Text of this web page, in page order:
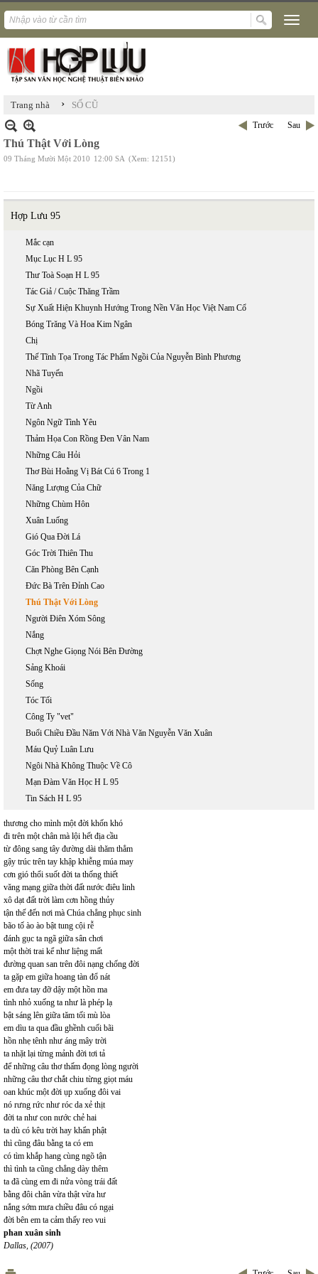
Trang nhà › SỐ CŨ
Trước Sau
Thú Thật Với Lòng
09 Tháng Mười Một 2010 12:00 SA (Xem: 12151)
Hợp Lưu 95
Mắc cạn
Mục Lục H L 95
Thư Toà Soạn H L 95
Tác Giả / Cuộc Thăng Trầm
Sự Xuất Hiện Khuynh Hướng Trong Nền Văn Học Việt Nam Cổ
Bóng Trăng Và Hoa Kim Ngân
Chị
Thế Tĩnh Tọa Trong Tác Phẩm Ngồi Của Nguyễn Bình Phương
Nhã Tuyến
Ngồi
Từ Anh
Ngôn Ngữ Tình Yêu
Thảm Họa Con Rồng Đen Vân Nam
Những Câu Hỏi
Thơ Bùi Hoằng Vị Bát Cú 6 Trong 1
Năng Lượng Của Chữ
Những Chùm Hôn
Xuân Luống
Gió Qua Đời Lá
Góc Trời Thiên Thu
Căn Phòng Bên Cạnh
Đức Bà Trên Đỉnh Cao
Thú Thật Với Lòng
Người Điên Xóm Sông
Nắng
Chợt Nghe Giọng Nói Bên Đường
Sảng Khoái
Sống
Tóc Tối
Công Ty "vet"
Buổi Chiều Đầu Năm Với Nhà Văn Nguyễn Văn Xuân
Máu Quỷ Luân Lưu
Ngôi Nhà Không Thuộc Về Cô
Mạn Đàm Văn Học H L 95
Tin Sách H L 95
thương cho mình một đời khốn khó
đi trên một chân mà lội hết địa cầu
từ đông sang tây đường dài thăm thẳm
gậy trúc trên tay khập khiễng múa may
cơn gió thổi suốt đời ta thống thiết
văng mạng giữa thời đất nước điêu linh
xô dạt đất trời làm cơn hồng thủy
tận thế đến nơi mà Chúa chẳng phục sinh
bão tố ào ào bật tung cội rễ
đánh gục ta ngã giữa sân chơi
một thời trai kể như liệng mất
đường quan san trên đôi nạng chống đời
ta gặp em giữa hoang tàn đổ nát
em đưa tay đỡ dậy một hồn ma
tình nhỏ xuống ta như là phép lạ
bật sáng lên giữa tăm tối mù lòa
em dìu ta qua đầu ghềnh cuối bãi
hồn nhẹ tênh như áng mây trời
ta nhặt lại từng mảnh đời tơi tả
để những câu thơ thấm đọng lòng người
những câu thơ chắt chiu từng giọt máu
oan khúc một đời ụp xuống đôi vai
nó rưng rức như róc da xẻ thịt
đời ta như con nước chẻ hai
ta dù có kêu trời hay khẩn phật
thì cũng đâu bằng ta có em
có tìm khắp hang cùng ngõ tận
thì tình ta cũng chẳng dày thêm
ta đã cùng em đi nửa vòng trái đất
bằng đôi chân vừa thật vừa hư
nắng sớm mưa chiều đâu có ngại
đời bên em ta cảm thấy reo vui
phan xuân sinh
Dallas, (2007)